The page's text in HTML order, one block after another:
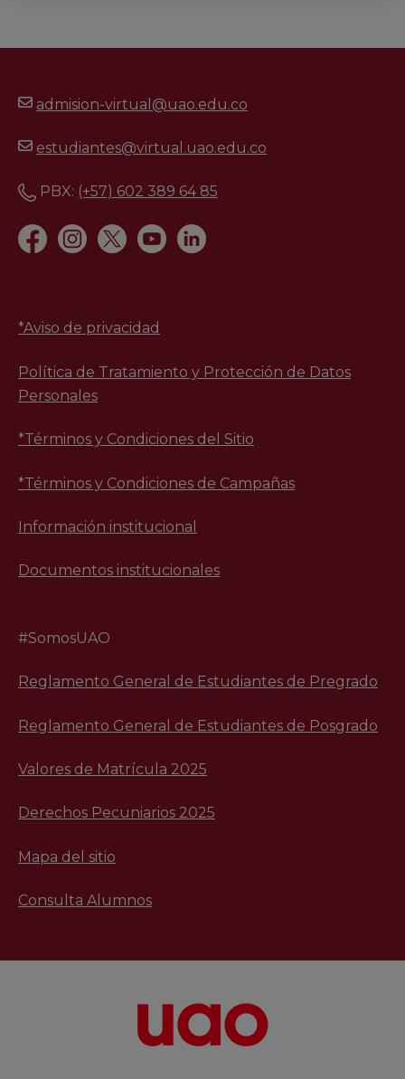
admision-virtual@uao.edu.co
estudiantes@virtual.uao.edu.co
PBX: (+57) 602 389 64 85
*Aviso de privacidad
Política de Tratamiento y Protección de Datos
Personales
*Términos y Condiciones del Sitio
*Términos y Condiciones de Campañas
Información institucional
Documentos institucionales
#SomosUAO
Reglamento General de Estudiantes de Pregrado
Reglamento General de Estudiantes de Posgrado
Valores de Matrícula 2025
Derechos Pecuniarios 2025
Mapa del sitio
Consulta Alumnos